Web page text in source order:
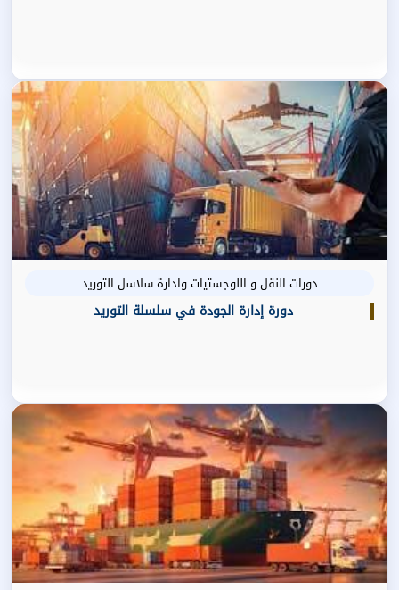
دورات النقل و اللوجستيات وادارة سلاسل التوريد
دورة إدارة الجودة في سلسلة التوريد